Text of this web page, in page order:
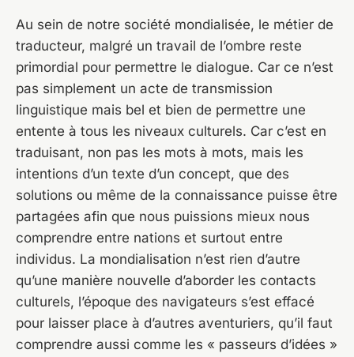
Au sein de notre société mondialisée, le métier de
traducteur, malgré un travail de l’ombre reste
primordial pour permettre le dialogue. Car ce n’est
pas simplement un acte de transmission
linguistique mais bel et bien de permettre une
entente à tous les niveaux culturels. Car c’est en
traduisant, non pas les mots à mots, mais les
intentions d’un texte d’un concept, que des
solutions ou même de la connaissance puisse être
partagées afin que nous puissions mieux nous
comprendre entre nations et surtout entre
individus. La mondialisation n’est rien d’autre
qu’une manière nouvelle d’aborder les contacts
culturels, l’époque des navigateurs s’est effacé
pour laisser place à d’autres aventuriers, qu’il faut
comprendre aussi comme les « passeurs d’idées »